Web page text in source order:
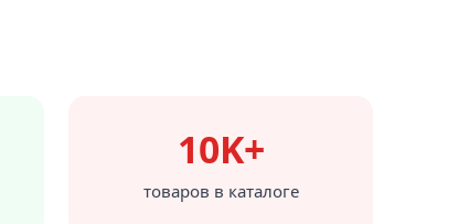
10K+
товаров в каталоге